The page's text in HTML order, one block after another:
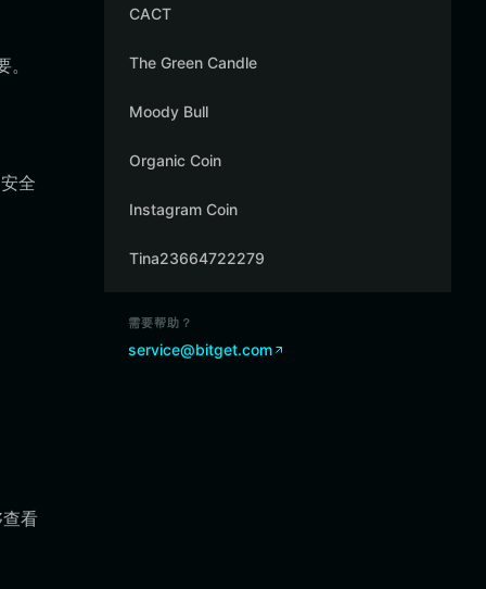
全
看
CACT
The Green Candle
Moody Bull
Organic Coin
Instagram Coin
Tina23664722279
需要帮助？
service@bitget.com